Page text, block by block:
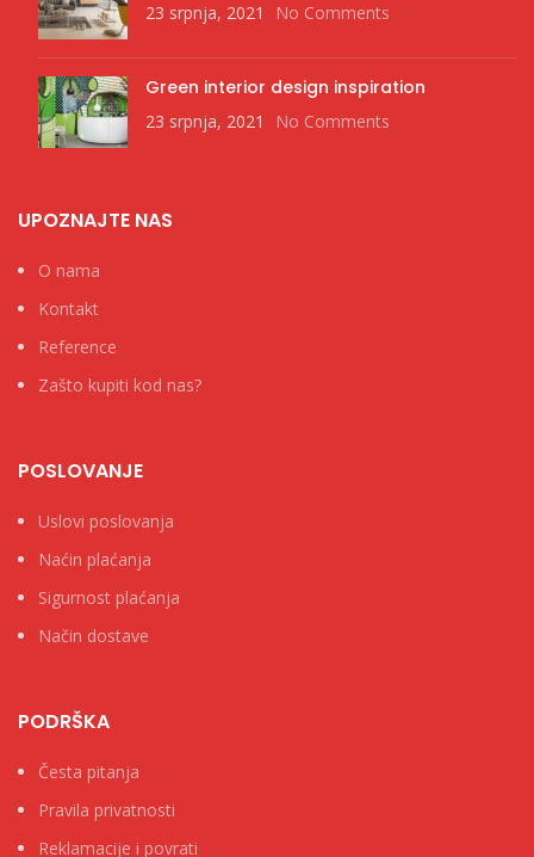
23 srpnja, 2021 No Comments
Green interior design inspiration
23 srpnja, 2021 No Comments
UPOZNAJTE NAS
O nama
Kontakt
Reference
Zašto kupiti kod nas?
POSLOVANJE
Uslovi poslovanja
Naćin plaćanja
Sigurnost plaćanja
Način dostave
PODRŠKA
Česta pitanja
Pravila privatnosti
Reklamacije i povrati